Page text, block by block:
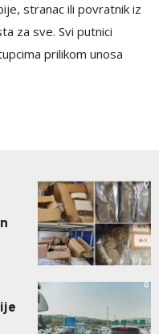
stranac ili povratnik iz
za sve. Svi putnici
prilikom unosa
0
0